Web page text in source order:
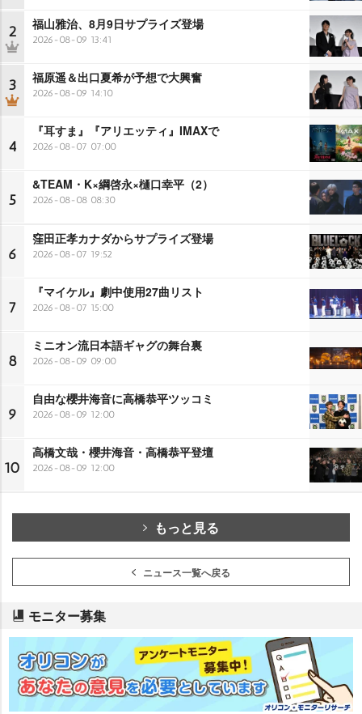
2 福山雅治、8月9日サプライズ登場
2026-08-09 13:41
3 福原遥＆出口夏希が予想で大興奮
2026-08-09 14:10
4
『耳すま』『アリエッティ』IMAXで
2026-08-07 07:00
5
&TEAM・K×綱啓永×樋口幸平（2）
2026-08-08 08:30
6
窪田正孝カナダからサプライズ登場
2026-08-07 19:52
7
『マイケル』劇中使用27曲リスト
2026-08-07 15:00
8
ミニオン流日本語ギャグの舞台裏
2026-08-09 09:00
9
自由な櫻井海音に高橋恭平ツッコミ
2026-08-09 12:00
10
高橋文哉・櫻井海音・高橋恭平登壇
2026-08-09 12:00
もっと見る
ニュース一覧へ戻る
モニター募集